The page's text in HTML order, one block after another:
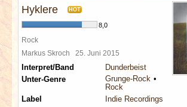
Hyklere HOT
8,0
Rock
Markus Skroch 25. Juni 2015
Interpret/Band
Dunderbeist
Unter-Genre
Grunge-Rock
Rock
Label
Indie Recordings